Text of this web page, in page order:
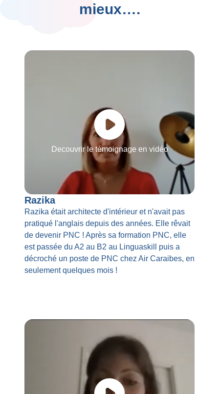
mieux….
Decouvrir le témoignage en vidéo
Razika
Razika était architecte d'intérieur et n'avait pas
pratiqué l'anglais depuis des années. Elle rêvait
de devenir PNC ! Après sa formation PNC, elle
est passée du A2 au B2 au Linguaskill puis a
décroché un poste de PNC chez Air Caraibes, en
seulement quelques mois !